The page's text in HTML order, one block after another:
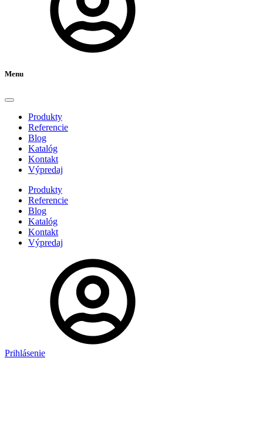
Menu
Produkty
Referencie
Blog
Katalóg
Kontakt
Výpredaj
Produkty
Referencie
Blog
Katalóg
Kontakt
Výpredaj
Prihlásenie